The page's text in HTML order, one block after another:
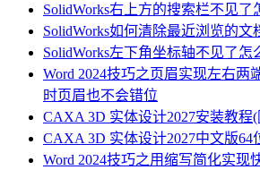
SolidWorks右上方的搜索栏不见了
SolidWorks如何清除最近浏览的文
SolidWorks左下角坐标轴不见了怎
Word 2024技巧之页眉实现左右两
时页眉也不会错位
CAXA 3D 实体设计2027安装教程
CAXA 3D 实体设计2027中文版64
Word 2024技巧之用缩写简化实现